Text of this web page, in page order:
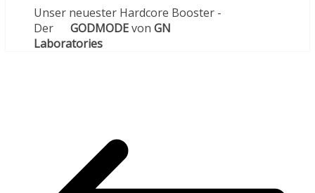
Unser neuester Hardcore Booster -
Der GODMODEvon GN
Laboratories